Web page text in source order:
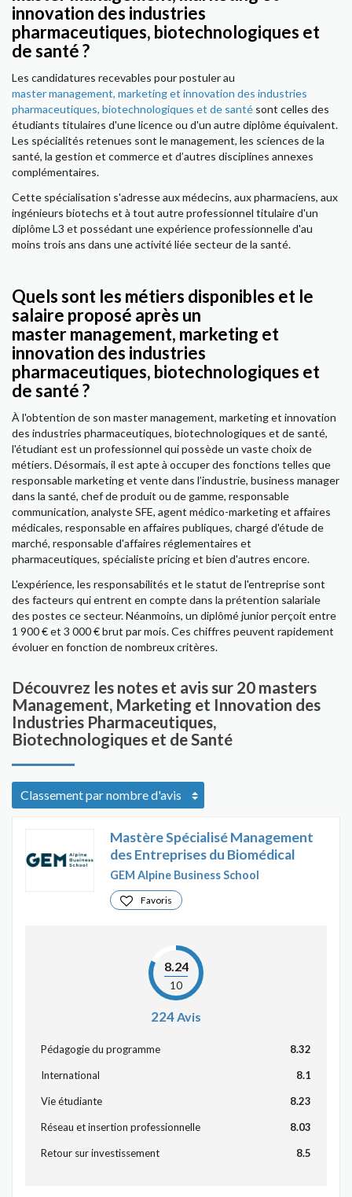
innovation des industries
pharmaceutiques, biotechnologiques et
de santé ?
Les candidatures recevables pour postuler au
master management, marketing et innovation des industries
pharmaceutiques, biotechnologiques et de santé sont celles des
étudiants titulaires d'une licence ou d'un autre diplôme équivalent.
Les spécialités retenues sont le management, les sciences de la
santé, la gestion et commerce et d’autres disciplines annexes
complémentaires.
Cette spécialisation s'adresse aux médecins, aux pharmaciens, aux
ingénieurs biotechs et à tout autre professionnel titulaire d'un
diplôme L3 et possédant une expérience professionnelle d'au
moins trois ans dans une activité liée secteur de la santé.
Quels sont les métiers disponibles et le
salaire proposé après un
master management, marketing et
innovation des industries
pharmaceutiques, biotechnologiques et
de santé ?
À l'obtention de son master management, marketing et innovation
des industries pharmaceutiques, biotechnologiques et de santé,
l'étudiant est un professionnel qui possède un vaste choix de
métiers. Désormais, il est apte à occuper des fonctions telles que
responsable marketing et vente dans l’industrie, business manager
dans la santé, chef de produit ou de gamme, responsable
communication, analyste SFE, agent médico-marketing et affaires
médicales, responsable en affaires publiques, chargé d'étude de
marché, responsable d'affaires réglementaires et
pharmaceutiques, spécialiste pricing et bien d'autres encore.
L'expérience, les responsabilités et le statut de l'entreprise sont
des facteurs qui entrent en compte dans la prétention salariale
des postes ce secteur. Néanmoins, un diplômé junior perçoit entre
1 900 € et 3 000 € brut par mois. Ces chiffres peuvent rapidement
évoluer en fonction de nombreux critères.
Découvrez les notes et avis sur 20 masters
Management, Marketing et Innovation des
Industries Pharmaceutiques,
Biotechnologiques et de Santé
Mastère Spécialisé Management
des Entreprises du Biomédical
GEM Alpine Business School
Favoris
8.24
10
224Avis
Pédagogie du programme 8.32
International 8.1
Vie étudiante 8.23
Réseau et insertion professionnelle 8.03
Retour sur investissement 8.5